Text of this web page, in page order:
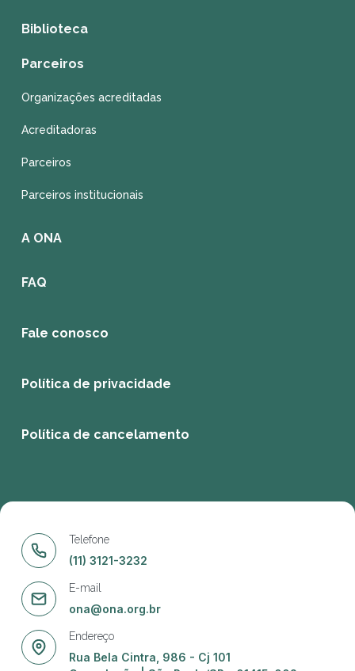
Biblioteca
Parceiros
Organizações acreditadas
Acreditadoras
Parceiros
Parceiros institucionais
A ONA
FAQ
Fale conosco
Política de privacidade
Política de cancelamento
Telefone
(11) 3121-3232
E-mail
ona@ona.org.br
Endereço
Rua Bela Cintra, 986 - Cj 101